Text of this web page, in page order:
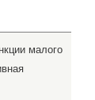
малого